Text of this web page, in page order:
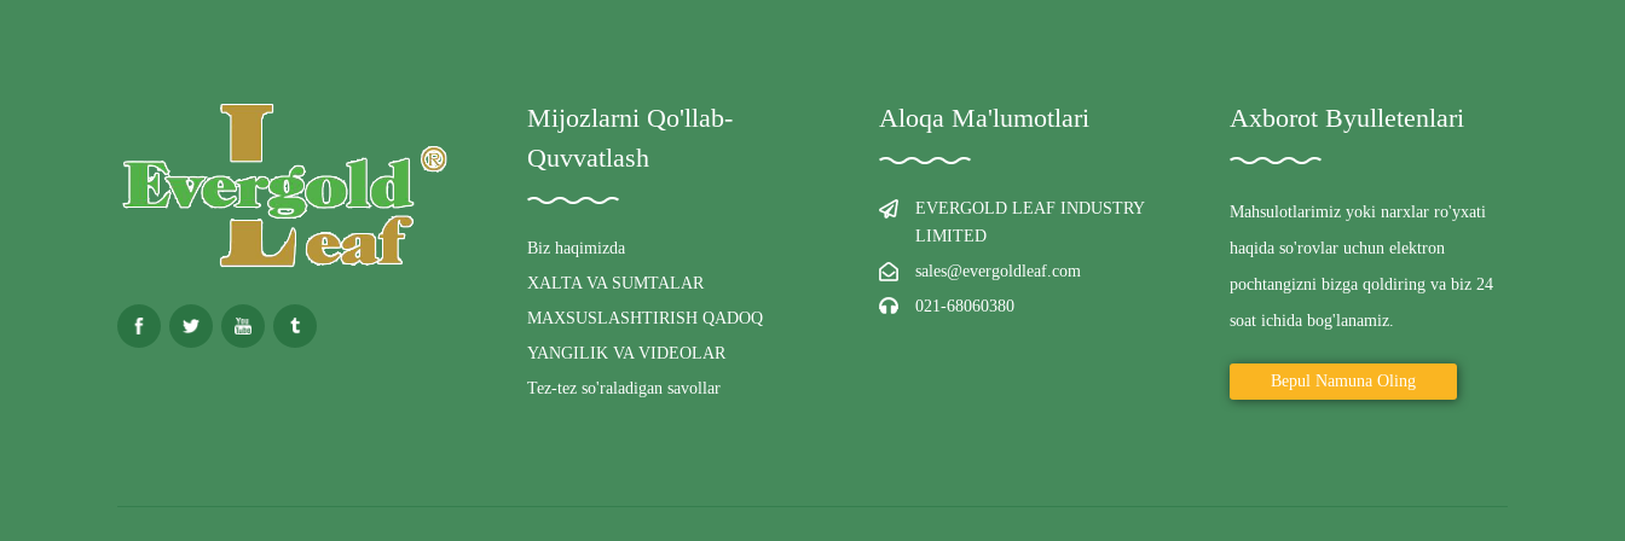
Mijozlarni Qo'llab-
Quvvatlash
Biz haqimizda
XALTA VA SUMTALAR
MAXSUSLASHTIRISH QADOQ
YANGILIK VA VIDEOLAR
Tez-tez so'raladigan savollar
Aloqa Ma'lumotlari
EVERGOLD LEAF INDUSTRY
LIMITED
sales@evergoldleaf.com
021-68060380
Axborot Byulletenlari
Mahsulotlarimiz yoki narxlar ro'yxati
haqida so'rovlar uchun elektron
pochtangizni bizga qoldiring va biz 24
soat ichida bog'lanamiz.
Bepul Namuna Oling